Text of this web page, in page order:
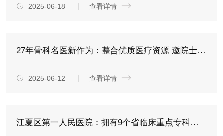
2025-06-18 查看详情
27年骨科名医新作为：整合优质医疗资源 邀院士专家基层带教
2025-06-12 查看详情
江夏区第一人民医院：拥有9个省临床重点专科、28个市临床重点专科牵手“国家队”实现学科建设多点突破